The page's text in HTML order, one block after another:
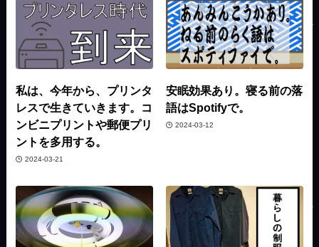
私は、今年から、プリンタ
レスで生きていきます。コ
ンビニプリントや郵便プリ
ントを多用する。
2024-03-21
安眠効果あり。寝る前の落
語はSpotifyで。
2024-03-12